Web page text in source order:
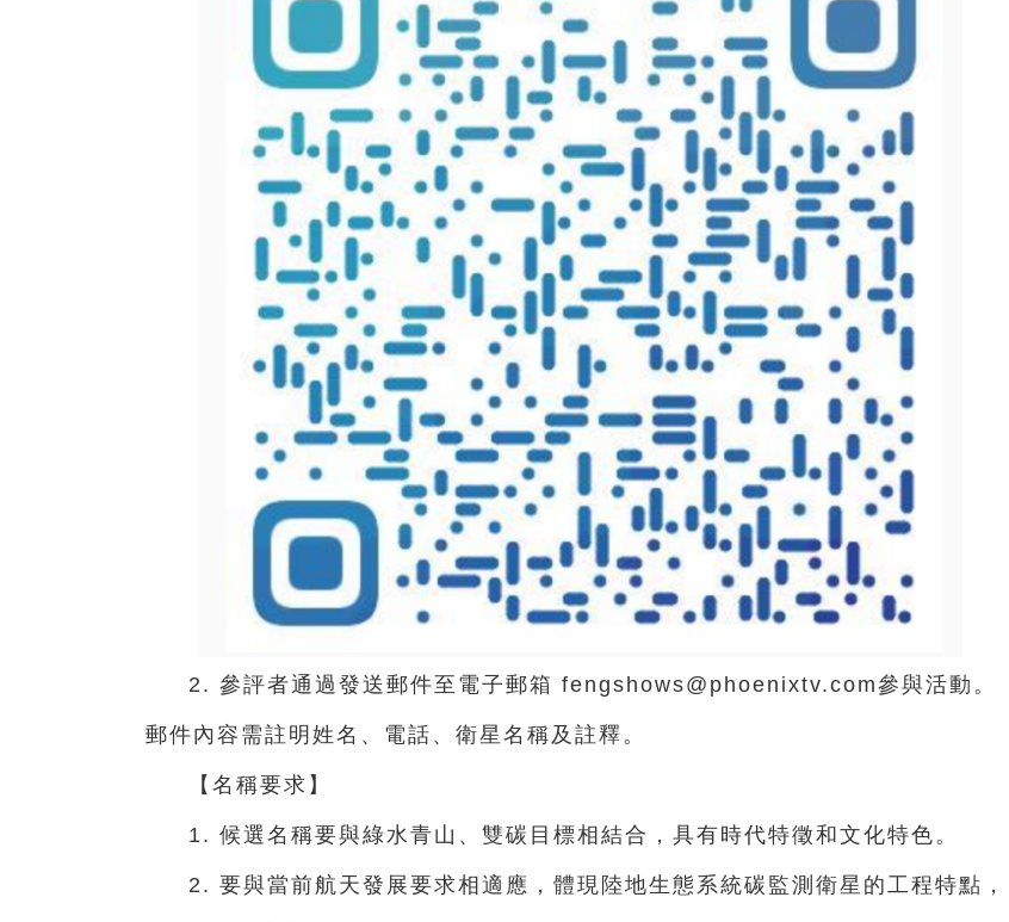
2. 參評者通過發送郵件至電子郵箱 fengshows@phoenixtv.com參與活動。
郵件內容需註明姓名、電話、衛星名稱及註釋。
【名稱要求】
1. 候選名稱要與綠水青山、雙碳目標相結合，具有時代特徵和文化特色。
2. 要與當前航天發展要求相適應，體現陸地生態系統碳監測衛星的工程特點，